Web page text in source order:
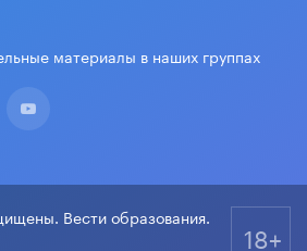
материалы в наших группах
Вести образования.
18+